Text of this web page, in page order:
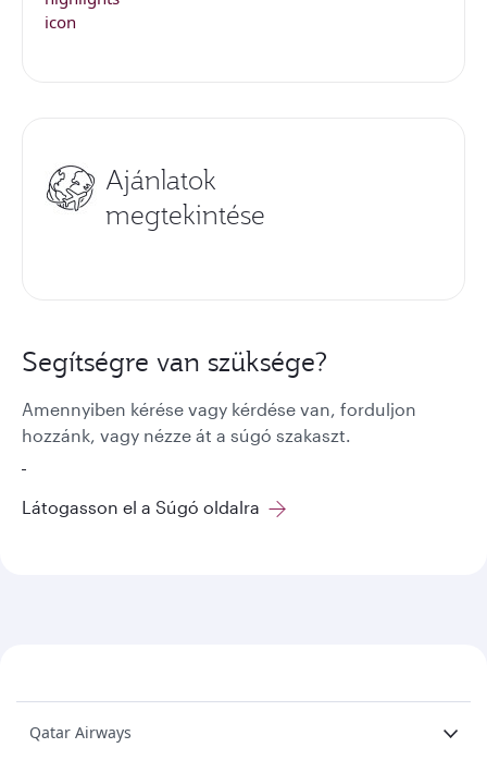
Ajánlatok
megtekintése
Segítségre van szüksége?
Amennyiben kérése vagy kérdése van, forduljon
hozzánk, vagy nézze át a súgó szakaszt.
Látogasson el a Súgó oldalra
Qatar Airways